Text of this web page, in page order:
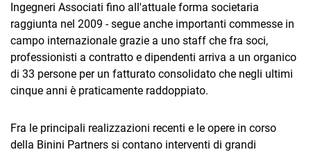
Trust Services
TeamSystem Corporate
TeamSystem Store
Ingegneri Associati fino all'attuale forma societaria
raggiunta nel 2009 - segue anche importanti commesse in
campo internazionale grazie a uno staff che fra soci,
professionisti a contratto e dipendenti arriva a un organico
di 33 persone per un fatturato consolidato che negli ultimi
cinque anni è praticamente raddoppiato.
Fra le principali realizzazioni recenti e le opere in corso
della Binini Partners si contano interventi di grandi